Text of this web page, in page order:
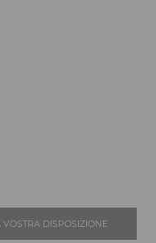
VOSTRA DISPOSIZIONE